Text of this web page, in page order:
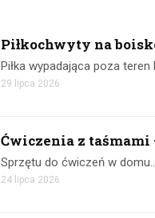
Piłkochwyty na
Piłka wypadająca poza teren
29 lipca 2026
Ćwiczenia z taśmami
Sprzętu do ćwiczeń w
24 lipca 2026